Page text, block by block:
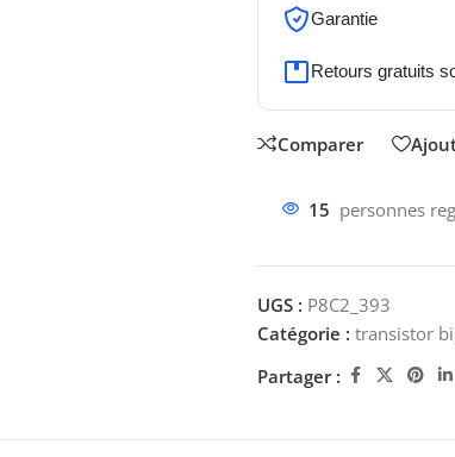
Garantie
Retours gratuits
Comparer
15 personnes
UGS : P8C2_393
Catégorie : transistor
Partager :